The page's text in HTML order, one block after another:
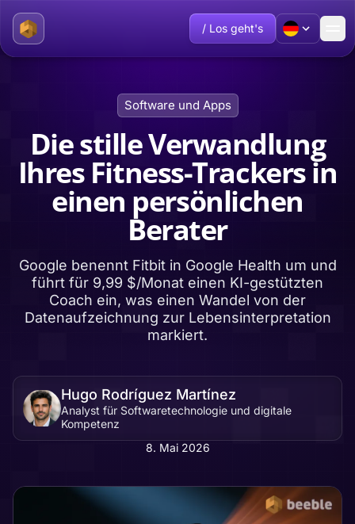
/ Los geht's
Software und Apps
Die stille Verwandlung
Ihres Fitness-Trackers in
einen persönlichen
Berater
Google benennt Fitbit in Google Health um und
führt für 9,99 $/Monat einen KI-gestützten
Coach ein, was einen Wandel von der
Datenaufzeichnung zur Lebensinterpretation
markiert.
Hugo Rodríguez Martínez
Analyst für Softwaretechnologie und digitale
Kompetenz
8. Mai 2026